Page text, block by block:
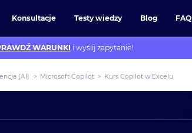
Konsultacje Testy wiedzy Blog FAQ
WARUNKI i wyślij zapytanie!
(AI) > Microsoft Copilot > Kurs Copilot w Excelu